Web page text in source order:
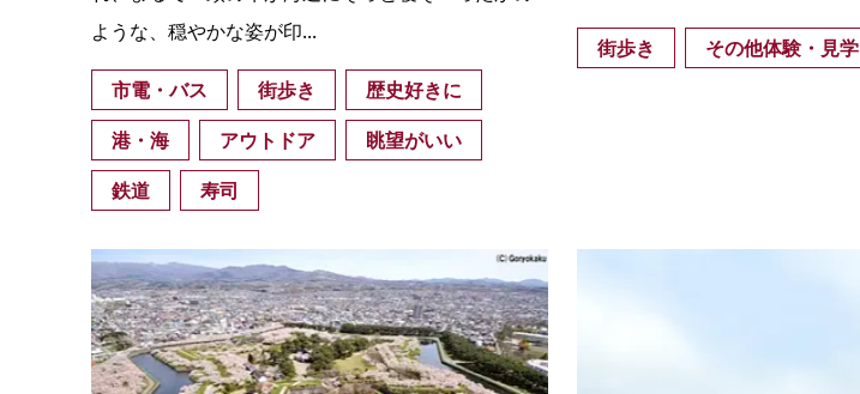
ような、穏やかな姿が印...
市電・バス 街歩き
歴史好きに
港・海
アウトドア
眺望がいい
鉄道
寿司
街歩き その他体験・見学